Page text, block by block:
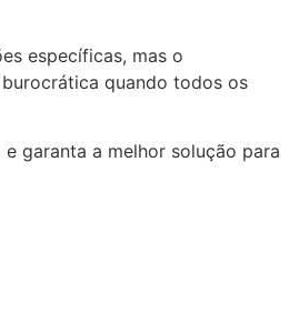
específicas, mas o
quando todos os
garanta a melhor solução para